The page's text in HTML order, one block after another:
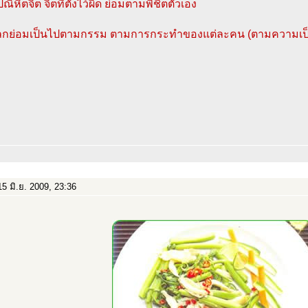
หิตจิต จิตที่ตั้งไว้ผิด ย่อมตามพิชิตตัวเอง
ย่อมเป็นไปตามกรรม ตามการกระทำของแต่ละคน (ตามความเ
มิ.ย. 2009, 23:36